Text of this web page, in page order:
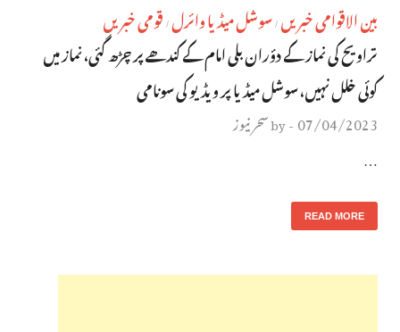
بین الاقوامی خبریں / سوشل میڈیا وائرل / قومی خبریں
تراویح کی نماز کے دؤران بلی امام کے کندھے پر چڑھ گئی، نماز میں
کوئی خلل نہیں، سوشل میڈیا پر ویڈیو کی سونامی
07/04/2023
-
byسحر نیوز
…
READ MORE